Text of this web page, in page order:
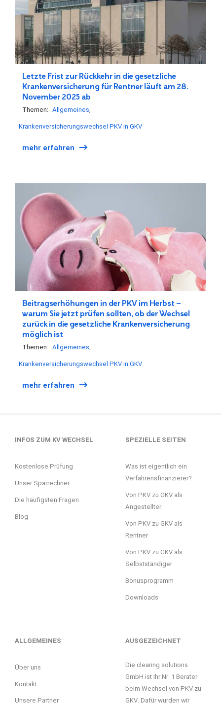
Letzte Frist zur Rückkehr in die gesetzliche
Krankenversicherung für Rentner läuft am 28.
November 2025 ab
Themen: Allgemeines
Krankenversicherungswechsel PKV in GKV
mehr erfahren
Beitragserhöhungen in der PKV im Herbst –
warum Sie jetzt prüfen sollten, ob der Wechsel
zurück in die gesetzliche Krankenversicherung
möglich ist
Themen: Allgemeines
Krankenversicherungswechsel PKV in GKV
mehr erfahren
INFOS ZUM KV WECHSEL
Kostenlose Prüfung
Unser Sparrechner
Die häufigsten Fragen
Blog
SPEZIELLE SEITEN
Was ist eigentlich ein
Verfahrensfinanzierer?
Von PKV zu GKV als
Angestellter
Von PKV zu GKV als
Rentner
Von PKV zu GKV als
Selbstständiger
Bonusprogramm
Downloads
ALLGEMEINES
Über uns
Kontakt
Unsere Partner
AUSGEZEICHNET
Die clearing solutions
GmbH ist Ihr Nr. 1 Berater
beim Wechsel von PKV zu
GKV. Dafür wurden wir